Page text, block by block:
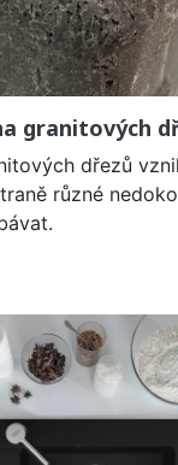
granitových
dřezů
různé